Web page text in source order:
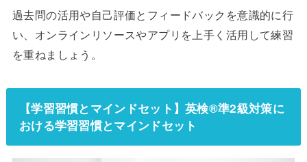
過去問の活用や自己評価とフィードバックを意識的に行
い、オンラインリソースやアプリを上手く活用して練習
を重ねましょう。
【学習習慣とマインドセット】英検®準2級対策に
おける学習習慣とマインドセット